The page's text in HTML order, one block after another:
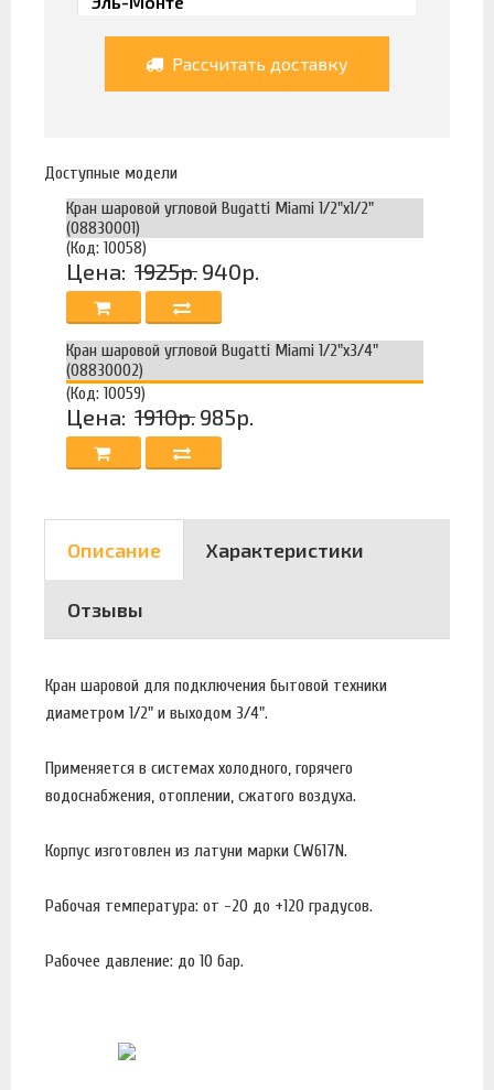
Рассчитать доставку
Доступные модели
Кран шаровой угловой Bugatti Miami 1/2"x1/2"
(08830001)
(Код: 10058)
Цена: 1925р. 940р.
Кран шаровой угловой Bugatti Miami 1/2"x3/4"
(08830002)
(Код: 10059)
Цена: 1910р. 985р.
Описание Характеристики
Отзывы
Кран шаровой для подключения бытовой техники
диаметром 1/2" и выходом 3/4".
Применяется в системах холодного, горячего
водоснабжения, отоплении, сжатого воздуха.
Корпус изготовлен из латуни марки CW617N.
Рабочая температура: от -20 до +120 градусов.
Рабочее давление: до 10 бар.